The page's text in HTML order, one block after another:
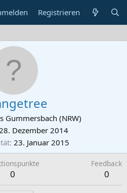
Registrieren
Gummersbach (NRW)
Dezember 2014
23. Januar 2015
0
Feedback
0